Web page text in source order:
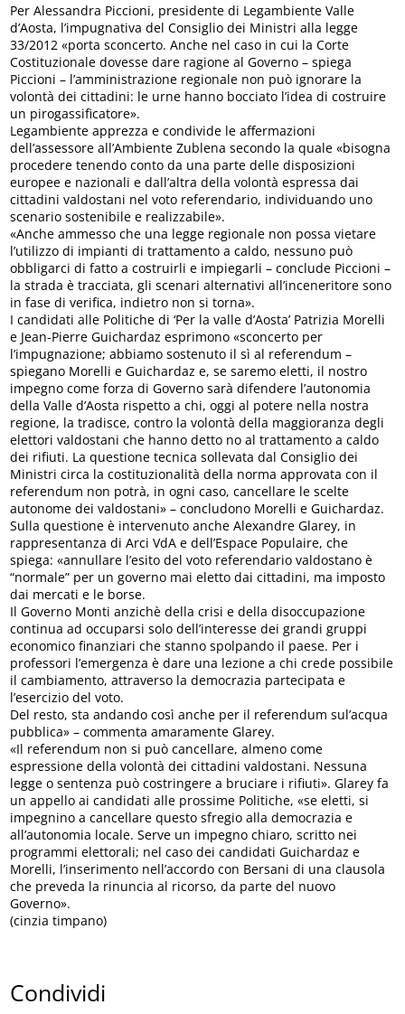
Per Alessandra Piccioni, presidente di Legambiente Valle
d’Aosta, l’impugnativa del Consiglio dei Ministri alla legge
33/2012 «porta sconcerto. Anche nel caso in cui la Corte
Costituzionale dovesse dare ragione al Governo – spiega
Piccioni – l’amministrazione regionale non può ignorare la
volontà dei cittadini: le urne hanno bocciato l’idea di costruire
un pirogassificatore».
Legambiente apprezza e condivide le affermazioni
dell’assessore all’Ambiente Zublena secondo la quale «bisogna
procedere tenendo conto da una parte delle disposizioni
europee e nazionali e dall’altra della volontà espressa dai
cittadini valdostani nel voto referendario, individuando uno
scenario sostenibile e realizzabile».
«Anche ammesso che una legge regionale non possa vietare
l’utilizzo di impianti di trattamento a caldo, nessuno può
obbligarci di fatto a costruirli e impiegarli – conclude Piccioni –
la strada è tracciata, gli scenari alternativi all’inceneritore sono
in fase di verifica, indietro non si torna».
I candidati alle Politiche di ‘Per la valle d’Aosta’ Patrizia Morelli
e Jean-Pierre Guichardaz esprimono «sconcerto per
l’impugnazione; abbiamo sostenuto il sì al referendum –
spiegano Morelli e Guichardaz e, se saremo eletti, il nostro
impegno come forza di Governo sarà difendere l’autonomia
della Valle d’Aosta rispetto a chi, oggi al potere nella nostra
regione, la tradisce, contro la volontà della maggioranza degli
elettori valdostani che hanno detto no al trattamento a caldo
dei rifiuti. La questione tecnica sollevata dal Consiglio dei
Ministri circa la costituzionalità della norma approvata con il
referendum non potrà, in ogni caso, cancellare le scelte
autonome dei valdostani» – concludono Morelli e Guichardaz.
Sulla questione è intervenuto anche Alexandre Glarey, in
rappresentanza di Arci VdA e dell’Espace Populaire, che
spiega: «annullare l’esito del voto referendario valdostano è
“normale” per un governo mai eletto dai cittadini, ma imposto
dai mercati e le borse.
Il Governo Monti anzichè della crisi e della disoccupazione
continua ad occuparsi solo dell’interesse dei grandi gruppi
economico finanziari che stanno spolpando il paese. Per i
professori l’emergenza è dare una lezione a chi crede possibile
il cambiamento, attraverso la democrazia partecipata e
l’esercizio del voto.
Del resto, sta andando così anche per il referendum sul’acqua
pubblica» – commenta amaramente Glarey.
«Il referendum non si può cancellare, almeno come
espressione della volontà dei cittadini valdostani. Nessuna
legge o sentenza può costringere a bruciare i rifiuti». Glarey fa
un appello ai candidati alle prossime Politiche, «se eletti, si
impegnino a cancellare questo sfregio alla democrazia e
all’autonomia locale. Serve un impegno chiaro, scritto nei
programmi elettorali; nel caso dei candidati Guichardaz e
Morelli, l’inserimento nell’accordo con Bersani di una clausola
che preveda la rinuncia al ricorso, da parte del nuovo
Governo».
(cinzia timpano)
Condividi